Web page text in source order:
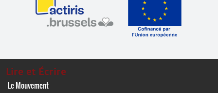
Lire et Écrire
Le Mouvement